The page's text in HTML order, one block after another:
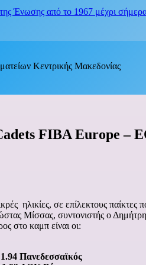
Ένωσης από το 1967 μέχρι
Κεντρικής Μακεδονίας
FIBA Europe –
ηλικίες, σε επίλεκτους
Μίσσας, συντονιστής ο
στο καμπ είναι οι:
Πανεδεσσαϊκός